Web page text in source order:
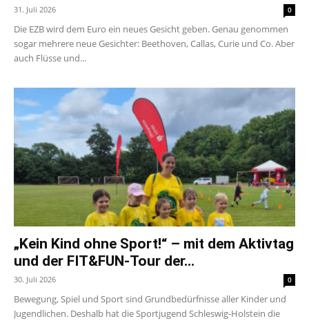
31. Juli 2026 0
Die EZB wird dem Euro ein neues Gesicht geben. Genau genommen
sogar mehrere neue Gesichter: Beethoven, Callas, Curie und Co. Aber
auch Flüsse und...
„Kein Kind ohne Sport!“ – mit dem Aktivtag
und der FIT&FUN-Tour der...
30. Juli 2026 0
Bewegung, Spiel und Sport sind Grundbedürfnisse aller Kinder und
Jugendlichen. Deshalb hat die Sportjugend Schleswig-Holstein die